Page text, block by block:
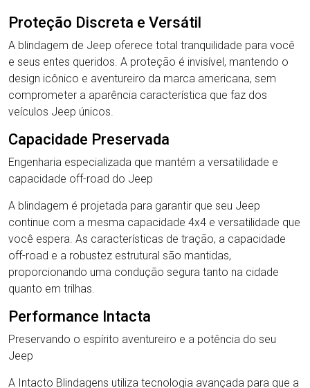
Proteção Discreta e Versátil
A blindagem de Jeep oferece total tranquilidade para você
e seus entes queridos. A proteção é invisível, mantendo o
design icônico e aventureiro da marca americana, sem
comprometer a aparência característica que faz dos
veículos Jeep únicos.
Capacidade Preservada
Engenharia especializada que mantém a versatilidade e
capacidade off-road do Jeep
A blindagem é projetada para garantir que seu Jeep
continue com a mesma capacidade 4x4 e versatilidade que
você espera. As características de tração, a capacidade
off-road e a robustez estrutural são mantidas,
proporcionando uma condução segura tanto na cidade
quanto em trilhas.
Performance Intacta
Preservando o espírito aventureiro e a potência do seu
Jeep
A Intacto Blindagens utiliza tecnologia avançada para que a